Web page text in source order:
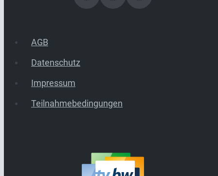
AGB
Datenschutz
Impressum
Teilnahmebedingungen